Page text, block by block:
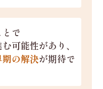
で
可能性があり、
期の解決が期待で